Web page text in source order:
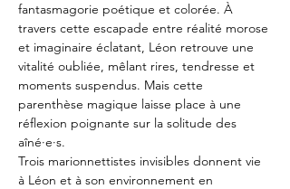
fantasmagorie poétique et colorée. À
travers cette escapade entre réalité morose
et imaginaire éclatant, Léon retrouve une
vitalité oubliée, mêlant rires, tendresse et
moments suspendus. Mais cette
parenthèse magique laisse place à une
réflexion poignante sur la solitude des
aîné·e·s.
Trois marionnettistes invisibles donnent vie
à Léon et à son environnement en